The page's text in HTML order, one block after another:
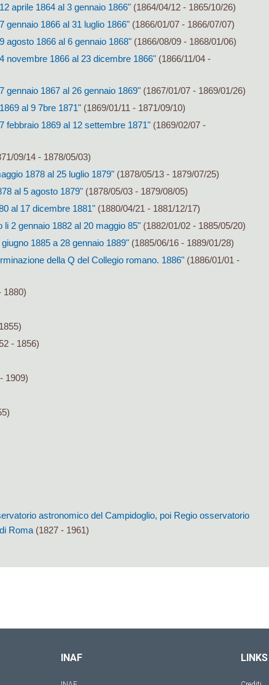
aprile 1864 al 3 gennaio 1866"(1864/04/12 - 1865/10/26)
gennaio 1866 al 31 luglio 1866"(1866/01/07 - 1866/07/07)
agosto 1866 al 6 gennaio 1868"(1866/08/09 - 1868/01/06)
novembre 1866 al 23 dicembre 1866"(1866/11/04 -
gennaio 1867 al 26 gennaio 1869"(1867/01/07 - 1869/01/26)
al 9 7bre 1871"(1869/01/11 - 1871/09/10)
febbraio 1869 al 12 settembre 1871"(1869/02/07 -
09/14 - 1878/05/03)
1878 al 25 luglio 1879"(1878/05/13 - 1879/07/25)
al 5 agosto 1879"(1878/05/03 - 1879/08/05)
al 17 dicembre 1881"(1880/04/21 - 1881/12/17)
2 gennaio 1882 al 20 maggio 85"(1882/01/02 - 1885/05/20)
1885 a 28 gennaio 1889"(1885/06/16 - 1889/01/28)
della Q del Collegio romano. 1886"(1886/01/01 -
1880)
- 1856)
1909)
astronomico del Campidoglio, poi Regio osservatorio
Roma(1827 - 1961)
INAF LINKS